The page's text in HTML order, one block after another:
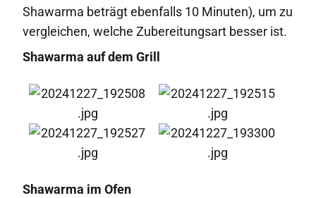
Shawarma beträgt ebenfalls 10 Minuten), um zu
vergleichen, welche Zubereitungsart besser ist.
Shawarma auf dem Grill
Shawarma im Ofen